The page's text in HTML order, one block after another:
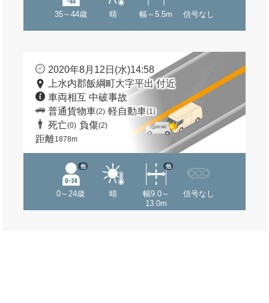
35～44歳 晴 幅～5.5m 信号なし
2020年8月12日(水)14:58
上水内郡飯綱町大字平出 付近
車両相互 中破事故
普通貨物車(2) 軽自動車(1)
死亡(0) 負傷(2)
距離1878m
0～24歳
他
晴
幅9.0～
13.0m
他
信号なし